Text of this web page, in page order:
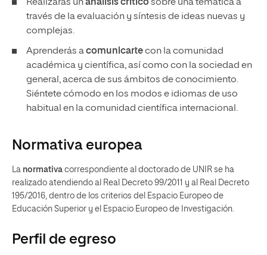
Realizarás unanálisis críticosobre una temática a
través de la evaluación y síntesis de ideas nuevas y
complejas.
Aprenderás acomunicartecon la comunidad
académica y científica, así como con la sociedad en
general, acerca de sus ámbitos de conocimiento.
Siéntete cómodo en los modos e idiomas de uso
habitual en la comunidad científica internacional.
Normativa europea
La normativa correspondiente al doctorado de UNIR se ha
realizado atendiendo al Real Decreto 99/2011 y al Real Decreto
195/2016, dentro de los criterios del Espacio Europeo de
Educación Superior y el Espacio Europeo de Investigación.
Perfil de egreso